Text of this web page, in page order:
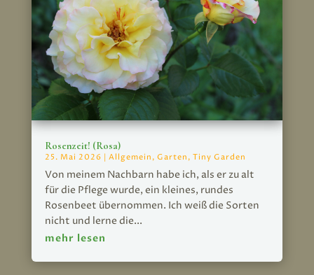
Rosenzeit! (Rosa)
25. Mai 2026 | Allgemein , Garten , Tiny Garden
Von meinem Nachbarn habe ich, als er zu alt
für die Pflege wurde, ein kleines, rundes
Rosenbeet übernommen. Ich weiß die Sorten
nicht und lerne die...
mehr lesen